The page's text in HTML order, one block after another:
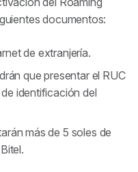
documentos:
de extranjería.
que presentar el RUC
identificación del
más de 5 soles de